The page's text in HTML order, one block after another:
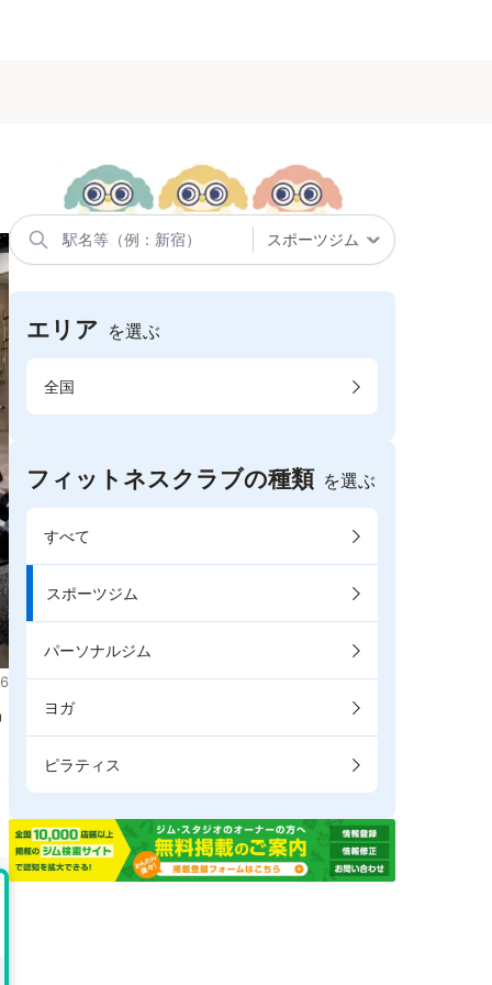
エリア を選ぶ
全国
フィットネスクラブの種類 を選ぶ
すべて
スポーツジム
パーソナルジム
ヨガ
ピラティス